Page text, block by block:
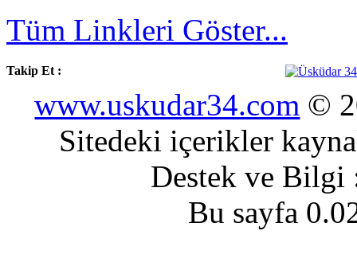
Tüm Linkleri Göster...
Takip Et :
www.uskudar34.com ©
Sitedeki içerikler
Destek ve
Bu sayfa